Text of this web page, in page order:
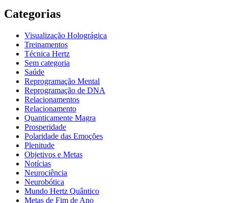
Categorias
Visualização Holográgica
Treinamentos
Técnica Hertz
Sem categoria
Saúde
Reprogramação Mental
Reprogramação de DNA
Relacionamentos
Relacionamento
Quanticamente Magra
Prosperidade
Polaridade das Emoções
Plenitude
Objetivos e Metas
Notícias
Neurociência
Neurobótica
Mundo Hertz Quântico
Metas de Fim de Ano